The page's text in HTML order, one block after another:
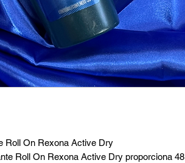
Roll On Rexona Active Dry
Roll On Rexona Active Dry proporciona 48